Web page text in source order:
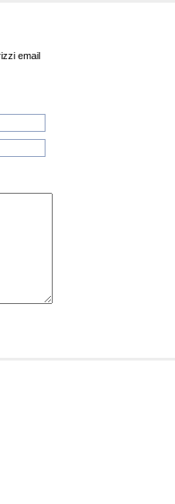
email